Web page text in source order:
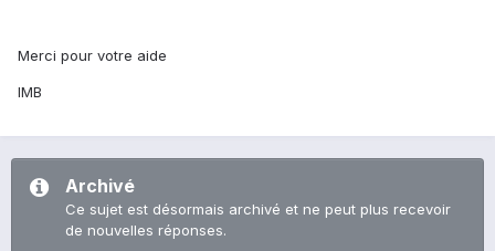
Merci pour votre aide
IMB
Archivé
Ce sujet est désormais archivé et ne peut plus recevoir
de nouvelles réponses.